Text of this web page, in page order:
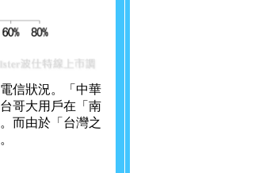
信狀況。「中華
哥大用戶在「南
而由於「台灣之